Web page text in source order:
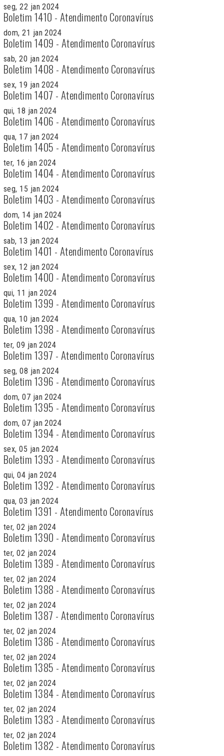
seg, 22 jan 2024
Boletim 1410 - Atendimento Coronavírus
dom, 21 jan 2024
Boletim 1409 - Atendimento Coronavírus
sab, 20 jan 2024
Boletim 1408 - Atendimento Coronavírus
sex, 19 jan 2024
Boletim 1407 - Atendimento Coronavírus
qui, 18 jan 2024
Boletim 1406 - Atendimento Coronavírus
qua, 17 jan 2024
Boletim 1405 - Atendimento Coronavírus
ter, 16 jan 2024
Boletim 1404 - Atendimento Coronavírus
seg, 15 jan 2024
Boletim 1403 - Atendimento Coronavírus
dom, 14 jan 2024
Boletim 1402 - Atendimento Coronavírus
sab, 13 jan 2024
Boletim 1401 - Atendimento Coronavírus
sex, 12 jan 2024
Boletim 1400 - Atendimento Coronavírus
qui, 11 jan 2024
Boletim 1399 - Atendimento Coronavírus
qua, 10 jan 2024
Boletim 1398 - Atendimento Coronavírus
ter, 09 jan 2024
Boletim 1397 - Atendimento Coronavírus
seg, 08 jan 2024
Boletim 1396 - Atendimento Coronavírus
dom, 07 jan 2024
Boletim 1395 - Atendimento Coronavírus
dom, 07 jan 2024
Boletim 1394 - Atendimento Coronavírus
sex, 05 jan 2024
Boletim 1393 - Atendimento Coronavírus
qui, 04 jan 2024
Boletim 1392 - Atendimento Coronavírus
qua, 03 jan 2024
Boletim 1391 - Atendimento Coronavírus
ter, 02 jan 2024
Boletim 1390 - Atendimento Coronavírus
ter, 02 jan 2024
Boletim 1389 - Atendimento Coronavírus
ter, 02 jan 2024
Boletim 1388 - Atendimento Coronavírus
ter, 02 jan 2024
Boletim 1387 - Atendimento Coronavírus
ter, 02 jan 2024
Boletim 1386 - Atendimento Coronavírus
ter, 02 jan 2024
Boletim 1385 - Atendimento Coronavírus
ter, 02 jan 2024
Boletim 1384 - Atendimento Coronavírus
ter, 02 jan 2024
Boletim 1383 - Atendimento Coronavírus
ter, 02 jan 2024
Boletim 1382 - Atendimento Coronavírus